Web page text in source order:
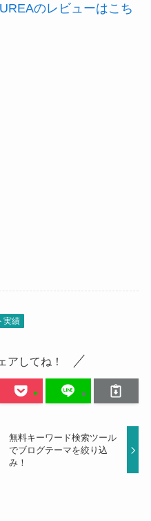
のレビューはこち
実績
アしてね！
無料キーワード検索ツール
でブログテーマを絞り込
み！